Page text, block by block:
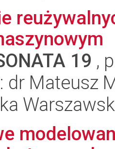
19 ,
dr Mateusz